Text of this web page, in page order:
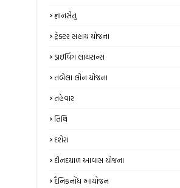
જ્ઞાનસેતુ
ટ્રેક્ટર સહાય યોજના
ડ્રાઇવિંગ લાયસન્સ
તબેલા લોન યોજના
તહેવાર
તિથિ
દશેરા
દીનદયાળ આવાસ યોજના
દૈનિકનોંધ આયોજન